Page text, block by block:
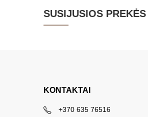
SUSIJUSIOS PREKĖS
KONTAKTAI
+370 635 76516